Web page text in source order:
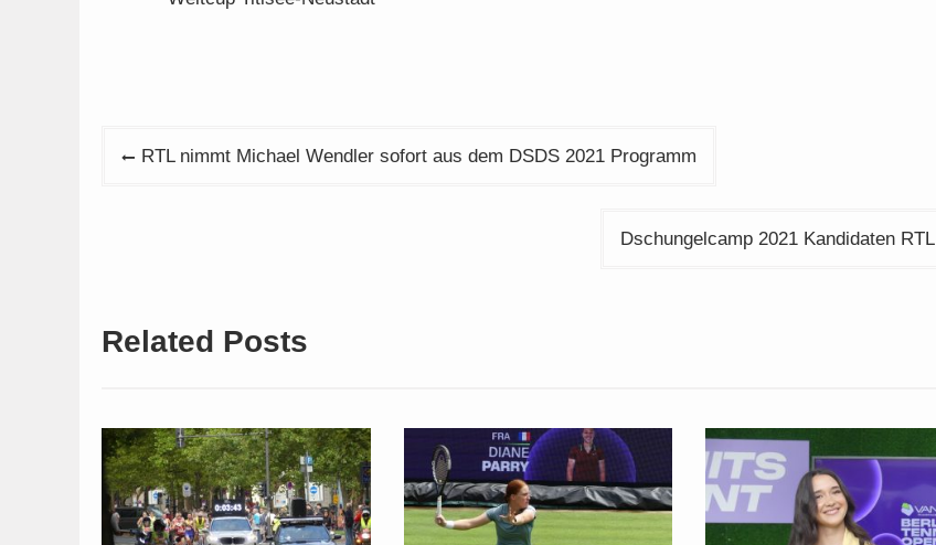
Beitragsnavigation
RTL nimmt Michael Wendler sofort aus dem DSDS 2021 Programm
Dschungelcamp 2021 Kandidaten RTL
Related Posts